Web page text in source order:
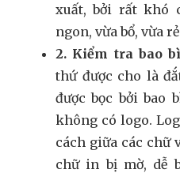
xuất, bởi rất khó
ngon, vừa bổ, vừa
2. Kiểm tra bao bì
thứ được cho là
được bọc bởi bao
không có logo.
cách giữa các chữ
chữ in bị mờ, dễ